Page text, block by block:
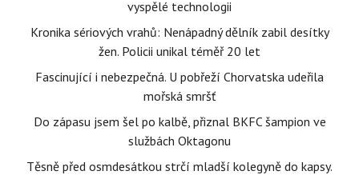
vyspělé technologii
Kronika sériových vrahů: Nenápadný dělník zabil desítky
žen. Policii unikal téměř 20 let
Fascinující i nebezpečná. U pobřeží Chorvatska udeřila
mořská smršť
Do zápasu jsem šel po kalbě, přiznal BKFC šampion ve
službách Oktagonu
Těsně před osmdesátkou strčí mladší kolegyně do kapsy.